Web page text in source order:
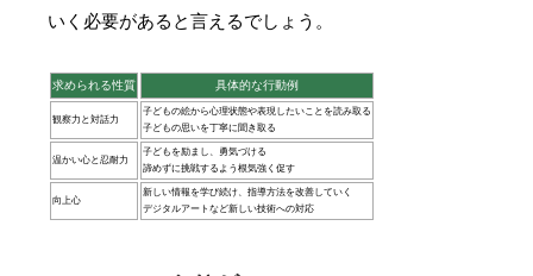
いく必要があると言えるでしょう。
求められる性質 具体的な行動例
観察力と対話力
子どもの絵から心理状態や表現したいことを読み取る
子どもの思いを丁寧に聞き取る
温かい心と忍耐力
子どもを励まし、勇気づける
諦めずに挑戦するよう根気強く促す
向上心
新しい情報を学び続け、指導方法を改善していく
デジタルアートなど新しい技術への対応